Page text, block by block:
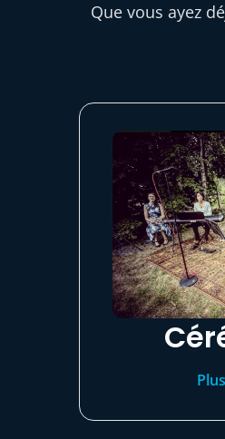
Que vous ayez